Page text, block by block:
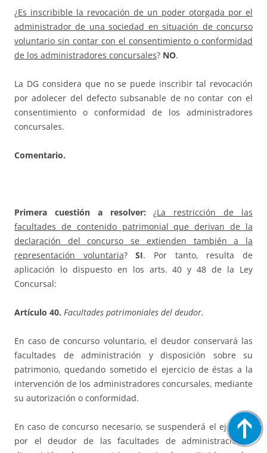
¿Es inscribible la revocación de un poder otorgada por el
administrador de una sociedad en situación de concurso
voluntario sin contar con el consentimiento o conformidad
de los administradores concursales? NO.
La DG considera que no se puede inscribir tal revocación
por adolecer del defecto subsanable de no contar con el
consentimiento o conformidad de los administradores
concursales.
Comentario.
Primera cuestión a resolver: ¿La restricción de las
facultades de contenido patrimonial que derivan de la
declaración del concurso se extienden también a la
representación voluntaria?SI. Por tanto, resulta de
aplicación lo dispuesto en los arts. 40 y 48 de la Ley
Concursal:
Artículo 40. Facultades patrimoniales del deudor.
En caso de concurso voluntario, el deudor conservará las
facultades de administración y disposición sobre su
patrimonio, quedando sometido el ejercicio de éstas a la
intervención de los administradores concursales, mediante
su autorización o conformidad.
En caso de concurso necesario, se suspenderá el ejercicio
por el deudor de las facultades de administración y